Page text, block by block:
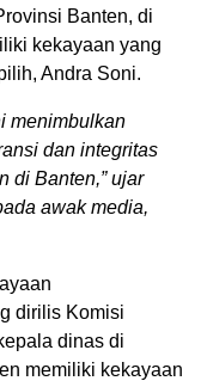
Banten, di
kekayaan yang
Andra Soni.
menimbulkan
dan integritas
di Banten,” ujar
awak media,
dirilis Komisi
dinas di
memiliki kekayaan